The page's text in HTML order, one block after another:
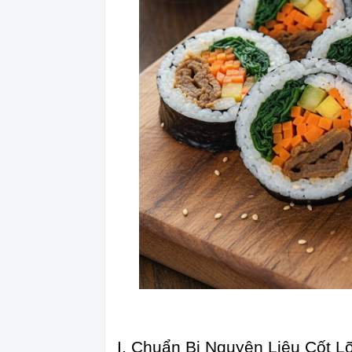
I. Chuẩn Bị Nguyên Liệu Cốt